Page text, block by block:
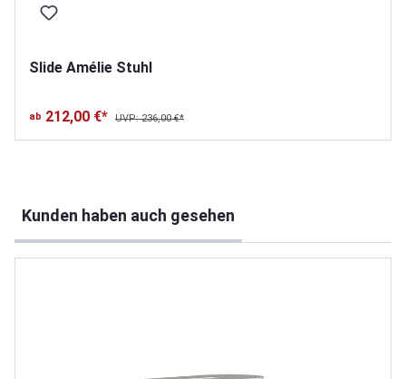
Slide Amélie Stuhl
ab 212,00 €* UVP: 236,00 €*
Kunden haben auch gesehen